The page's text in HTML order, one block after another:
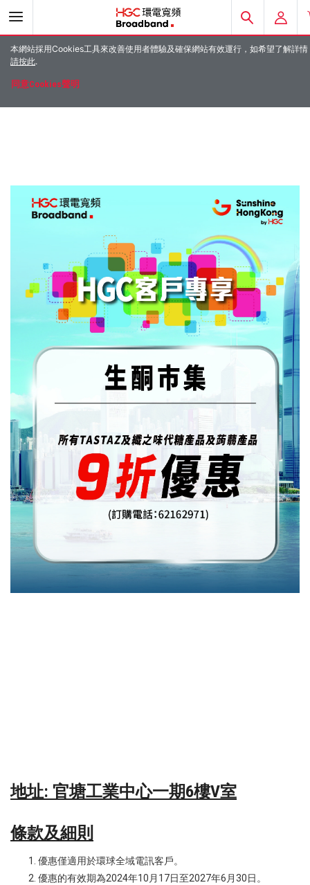
本網站採用Cookies工具來改善使用者體驗及確保網站有效運行，如希望了解詳情
請‌按此.
同意Cookies聲明
E-ACCOUNT
地址: 官塘工業中心一期6樓V室
條款及細則
優惠僅適用於環球全域電訊客戶。
優惠的有效期為2024年10月17日至2027年6月30日。